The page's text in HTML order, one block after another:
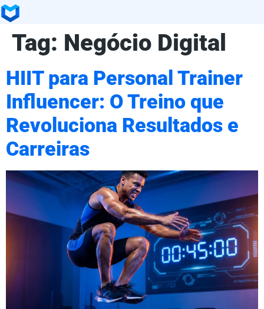
Tag: Negócio Digital
HIIT para Personal Trainer
Influencer: O Treino que
Revoluciona Resultados e
Carreiras